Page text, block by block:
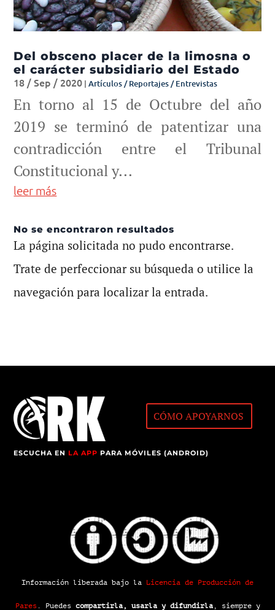
Del obsceno placer de la limosna o
el carácter subsidiario del Estado
18 / Sep / 2020 |Artículos / Reportajes / Entrevistas
En torno al 15 de Octubre del año
2019 se terminó de patentizar una
contradicción entre el Tribunal
Constitucional y...
leer más
No se encontraron resultados
La página solicitada no pudo encontrarse.
Trate de perfeccionar su búsqueda o utilice la
navegación para localizar la entrada.
CÓMO APOYARNOS
ESCUCHA ENLA APP PARA MÓVILES (ANDROID)
Información liberada bajo la Licencia de Producción de
Pares. Puedes compartirla, usarla y difundirla, siempre y